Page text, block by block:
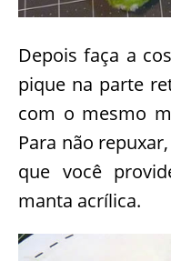
Depois faça a
pique na parte
com o mesmo
Para não
que você
manta acrílica.